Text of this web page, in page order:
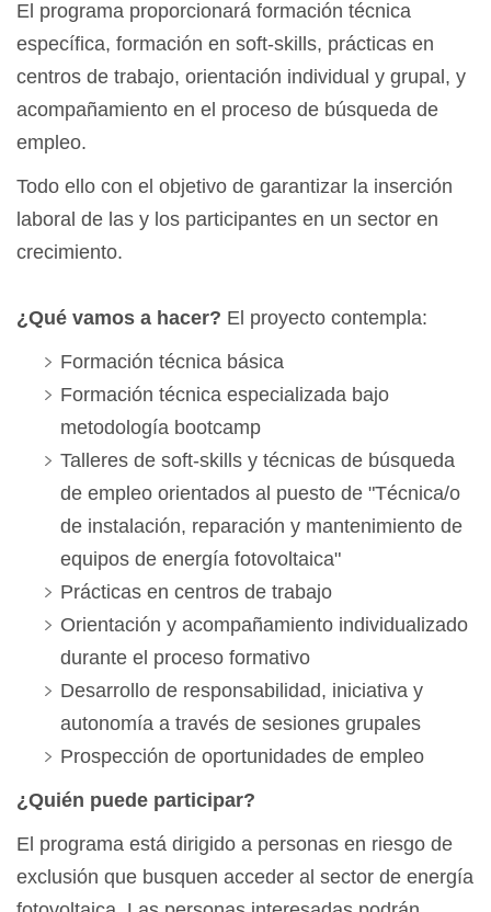
El programa proporcionará formación técnica
específica, formación en soft-skills, prácticas en
centros de trabajo, orientación individual y grupal, y
acompañamiento en el proceso de búsqueda de
empleo.
Todo ello con el objetivo de garantizar la inserción
laboral de las y los participantes en un sector en
crecimiento.
¿Qué vamos a hacer? El proyecto contempla:
Formación técnica básica
Formación técnica especializada bajo
metodología bootcamp
Talleres de soft-skills y técnicas de búsqueda
de empleo orientados al puesto de "Técnica/o
de instalación, reparación y mantenimiento de
equipos de energía fotovoltaica"
Prácticas en centros de trabajo
Orientación y acompañamiento individualizado
durante el proceso formativo
Desarrollo de responsabilidad, iniciativa y
autonomía a través de sesiones grupales
Prospección de oportunidades de empleo
¿Quién puede participar?
El programa está dirigido a personas en riesgo de
exclusión que busquen acceder al sector de energía